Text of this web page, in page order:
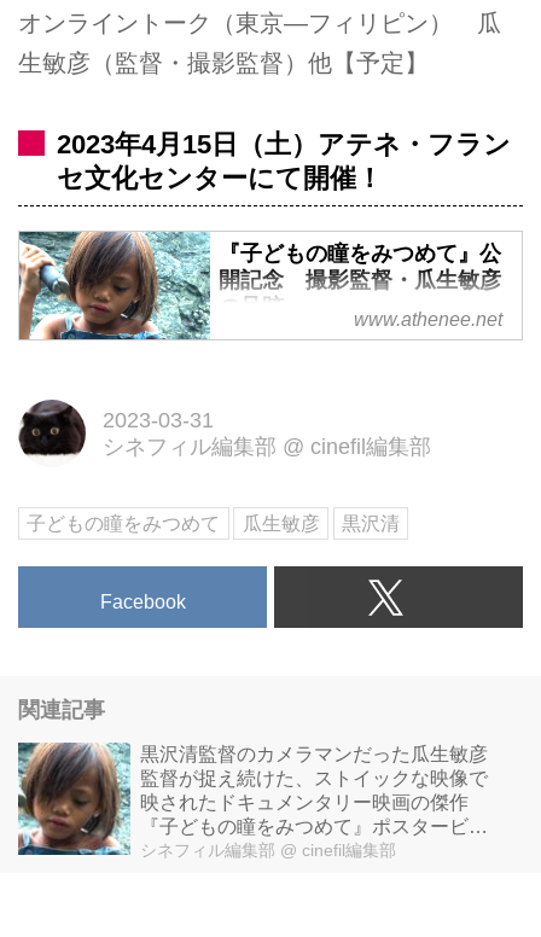
オンライントーク（東京―フィリピン） 瓜
生敏彦（監督・撮影監督）他【予定】
2023年4月15日（土）アテネ・フラン
セ文化センターにて開催！
『子どもの瞳をみつめて』公
開記念 撮影監督・瓜生敏彦
の足跡
www.athenee.net
2023-03-31
シネフィル編集部 @ cinefil編集部
子どもの瞳をみつめて 瓜生敏彦 黒沢清
Facebook
関連記事
黒沢清監督のカメラマンだった瓜生敏彦
監督が捉え続けた、ストイックな映像で
映されたドキュメンタリー映画の傑作
『子どもの瞳をみつめて』ポスタービジ
ュアル・予告解禁！
シネフィル編集部 @ cinefil編集部